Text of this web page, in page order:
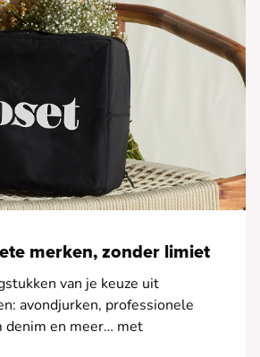
merken, zonder limiet
van je keuze uit
avondjurken, professionele
denim en meer… met